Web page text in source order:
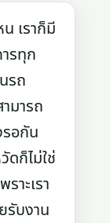
เราก็มี
รทุก
รถ
มารถ
อกัน
ดก็ไม่ใช่
าะเรา
รับงาน